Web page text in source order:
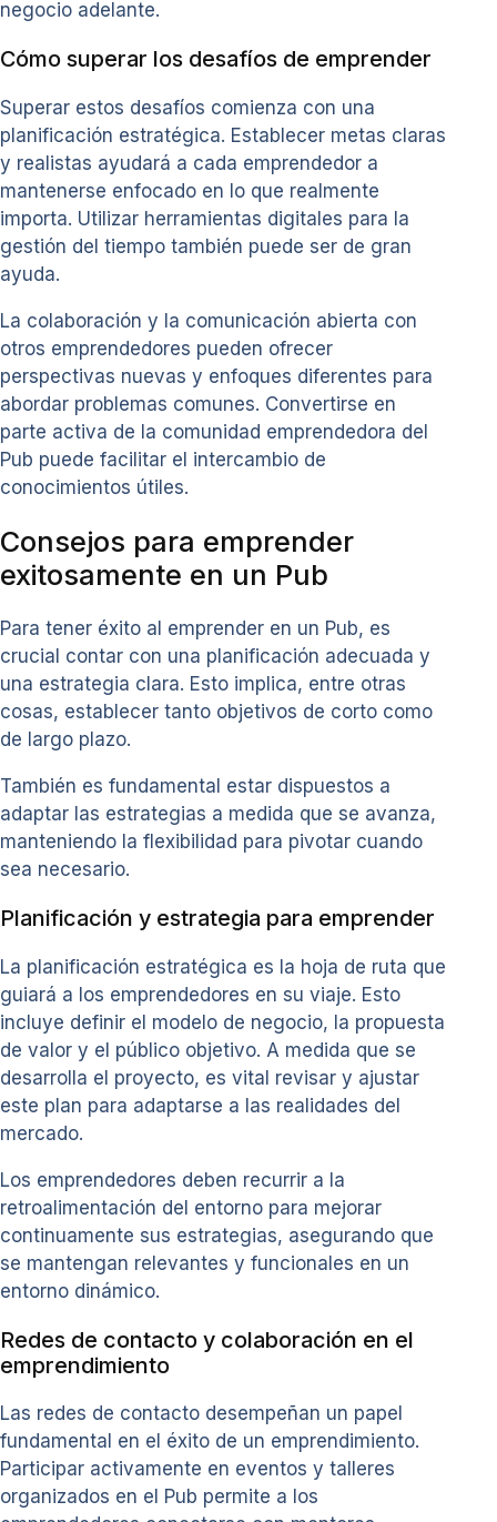
negocio adelante.
Cómo superar los desafíos de emprender
Superar estos desafíos comienza con una
planificación estratégica. Establecer metas claras
y realistas ayudará a cada emprendedor a
mantenerse enfocado en lo que realmente
importa. Utilizar herramientas digitales para la
gestión del tiempo también puede ser de gran
ayuda.
La colaboración y la comunicación abierta con
otros emprendedores pueden ofrecer
perspectivas nuevas y enfoques diferentes para
abordar problemas comunes. Convertirse en
parte activa de la comunidad emprendedora del
Pub puede facilitar el intercambio de
conocimientos útiles.
Consejos para emprender
exitosamente en un Pub
Para tener éxito al emprender en un Pub, es
crucial contar con una planificación adecuada y
una estrategia clara. Esto implica, entre otras
cosas, establecer tanto objetivos de corto como
de largo plazo.
También es fundamental estar dispuestos a
adaptar las estrategias a medida que se avanza,
manteniendo la flexibilidad para pivotar cuando
sea necesario.
Planificación y estrategia para emprender
La planificación estratégica es la hoja de ruta que
guiará a los emprendedores en su viaje. Esto
incluye definir el modelo de negocio, la propuesta
de valor y el público objetivo. A medida que se
desarrolla el proyecto, es vital revisar y ajustar
este plan para adaptarse a las realidades del
mercado.
Los emprendedores deben recurrir a la
retroalimentación del entorno para mejorar
continuamente sus estrategias, asegurando que
se mantengan relevantes y funcionales en un
entorno dinámico.
Redes de contacto y colaboración en el
emprendimiento
Las redes de contacto desempeñan un papel
fundamental en el éxito de un emprendimiento.
Participar activamente en eventos y talleres
organizados en el Pub permite a los